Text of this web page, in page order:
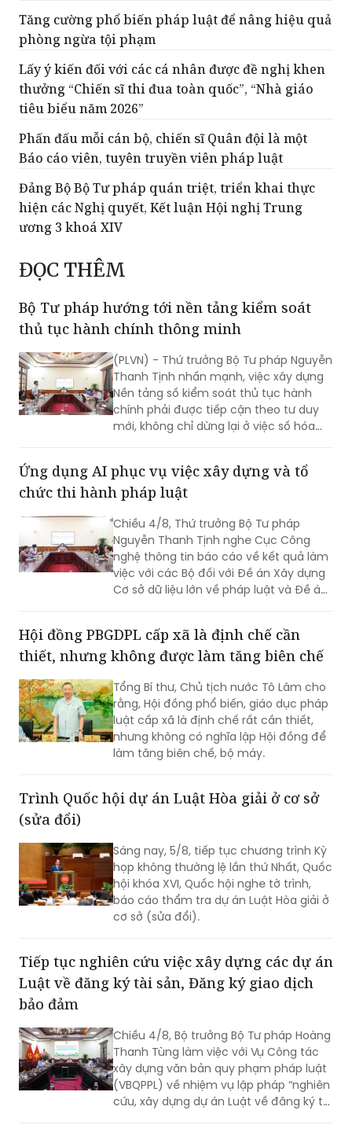
Tăng cường phổ biến pháp luật để nâng hiệu quả
phòng ngừa tội phạm
Lấy ý kiến đối với các cá nhân được đề nghị khen
thưởng “Chiến sĩ thi đua toàn quốc”, “Nhà giáo
tiêu biểu năm 2026”
Phấn đấu mỗi cán bộ, chiến sĩ Quân đội là một
Báo cáo viên, tuyên truyền viên pháp luật
Đảng Bộ Bộ Tư pháp quán triệt, triển khai thực
hiện các Nghị quyết, Kết luận Hội nghị Trung
ương 3 khoá XIV
ĐỌC THÊM
Bộ Tư pháp hướng tới nền tảng kiểm soát
thủ tục hành chính thông minh
(PLVN) - Thứ trưởng Bộ Tư pháp Nguyễn
Thanh Tịnh nhấn mạnh, việc xây dựng
Nền tảng số kiểm soát thủ tục hành
chính phải được tiếp cận theo tư duy
mới, không chỉ dừng lại ở việc số hóa
nghệ, mà phải hướng tới xây dựng một
nền tảng thực sự thông minh, chủ
gia tăng cho công tác quản lý nhà
nước.
Ứng dụng AI phục vụ việc xây dựng và tổ
chức thi hành pháp luật
Chiều 4/8, Thứ trưởng Bộ Tư pháp
Nguyễn Thanh Tịnh nghe Cục Công
nghệ thông tin báo cáo về kết quả làm
việc với các Bộ đối với Đề án Xây dựng
Cơ sở dữ liệu lớn về pháp luật và Đề án
trình Thủ tướng Chính phủ.
Hội đồng PBGDPL cấp xã là định chế cần
thiết, nhưng không được làm tăng biên chế
Tổng Bí thư, Chủ tịch nước Tô Lâm cho
rằng, Hội đồng phổ biến, giáo dục pháp
luật cấp xã là định chế rất cần thiết,
nhưng không có nghĩa lập Hội đồng để
làm tăng biên chế, bộ máy.
Trình Quốc hội dự án Luật Hòa giải ở cơ sở
(sửa đổi)
Sáng nay, 5/8, tiếp tục chương trình Kỳ
họp không thường lệ lần thứ Nhất, Quốc
hội khóa XVI, Quốc hội nghe tờ trình,
báo cáo thẩm tra dự án Luật Hòa giải ở
cơ sở (sửa đổi).
Tiếp tục nghiên cứu việc xây dựng các dự án
Luật về đăng ký tài sản, Đăng ký giao dịch
bảo đảm
Chiều 4/8, Bộ trưởng Bộ Tư pháp Hoàng
Thanh Tùng làm việc với Vụ Công tác
xây dựng văn bản quy phạm pháp luật
(VBQPPL) về nhiệm vụ lập pháp “nghiên
cứu, xây dựng dự án Luật về đăng ký tài